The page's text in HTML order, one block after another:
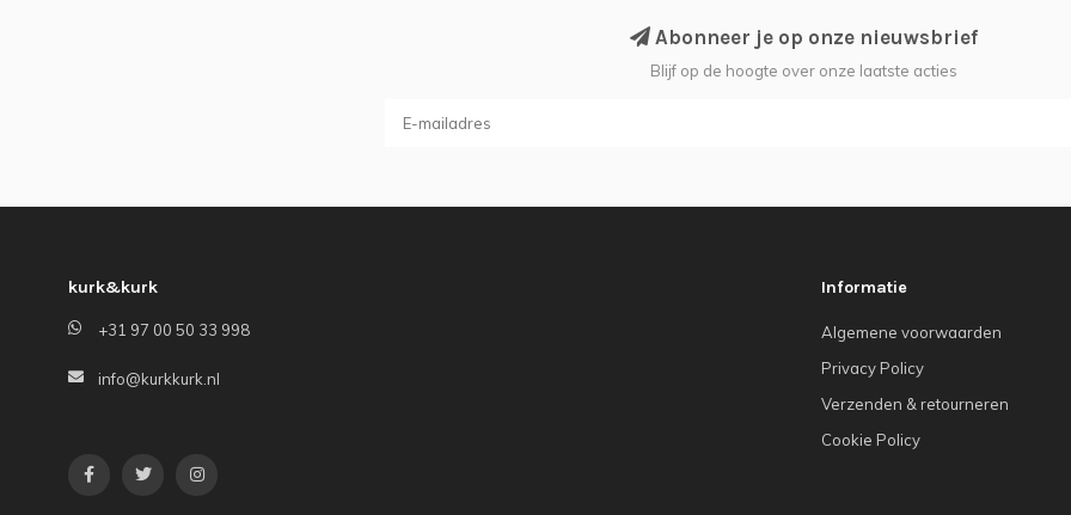
Abonneer je op onze nieuwsbrief
Blijf op de hoogte over onze laatste acties
kurk&kurk
+31 97 00 50 33 998
info@kurkkurk.nl
Informatie
Algemene voorwaarden
Privacy Policy
Verzenden & retourneren
Cookie Policy